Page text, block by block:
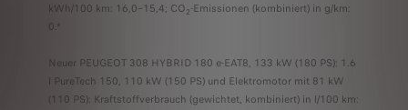
kWh/100 km: 16,0–15,4; CO2-Emissionen (kombiniert) in g/km:
0.*
Neuer PEUGEOT 308 HYBRID 180 e-EAT8, 133 kW (180 PS): 1.6
l PureTech 150, 110 kW (150 PS) und Elektromotor mit 81 kW
(110 PS): Kraftstoffverbrauch (gewichtet, kombiniert) in l/100 km: